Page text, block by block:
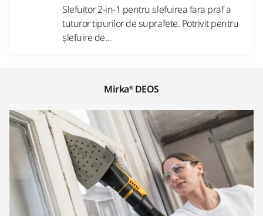
Slefuitor 2-in-1 pentru slefuirea fara praf a
tuturor tipurilor de suprafete. Potrivit pentru
șlefuire de...
Mirka® DEOS